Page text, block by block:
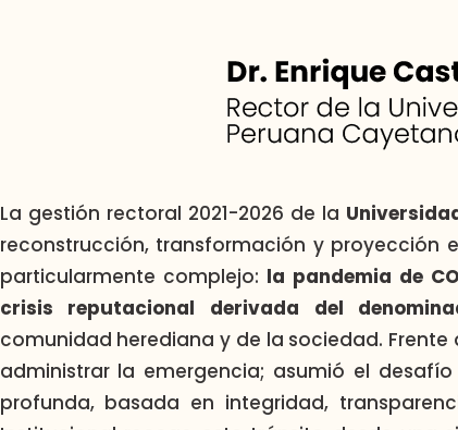
La gestión rectoral 2021-2026 de la
reconstrucción, transformación y proyección
particularmente complejo: la pandemia de
crisis reputacional derivada del
comunidad herediana y de la sociedad.
administrar la emergencia; asumió el
profunda, basada en integridad,